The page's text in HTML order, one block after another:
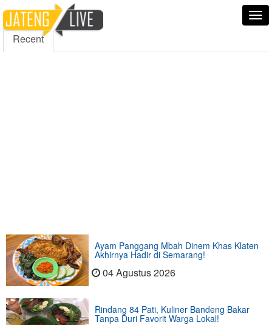
5000 Fans Followers
Recent
Ayam Panggang Mbah Dinem Khas Klaten
Akhirnya Hadir di Semarang!
04 Agustus 2026
Rindang 84 Pati, Kuliner Bandeng Bakar
Tanpa Duri Favorit Warga Lokal!